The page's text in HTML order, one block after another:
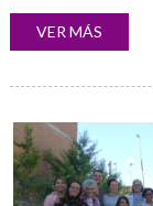
VER MÁS